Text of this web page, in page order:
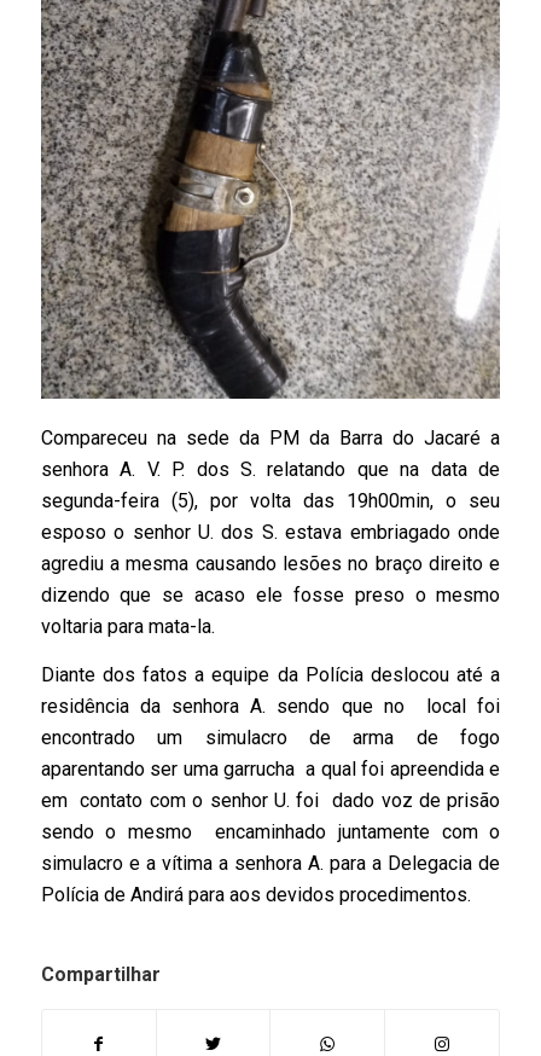
Compareceu na sede da PM da Barra do Jacaré a
senhora A. V. P. dos S. relatando que na data de
segunda-feira (5), por volta das 19h00min, o seu
esposo o senhor U. dos S. estava embriagado onde
agrediu a mesma causando lesões no braço direito e
dizendo que se acaso ele fosse preso o mesmo
voltaria para mata-la.
Diante dos fatos a equipe da Polícia deslocou até a
residência da senhora A. sendo que no local foi
encontrado um simulacro de arma de fogo
aparentando ser uma garrucha a qual foi apreendida e
em contato com o senhor U. foi dado voz de prisão
sendo o mesmo encaminhado juntamente com o
simulacro e a vítima a senhora A. para a Delegacia de
Polícia de Andirá para aos devidos procedimentos.
Compartilhar